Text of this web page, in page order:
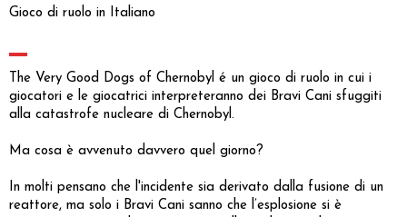
Gioco di ruolo in Italiano
The Very Good Dogs of Chernobyl é un gioco di ruolo in cui i
giocatori e le giocatrici interpreteranno dei Bravi Cani sfuggiti
alla catastrofe nucleare di Chernobyl.
Ma cosa è avvenuto davvero quel giorno?
In molti pensano che l'incidente sia derivato dalla fusione di un
reattore, ma solo i Bravi Cani sanno che l’esplosione si è